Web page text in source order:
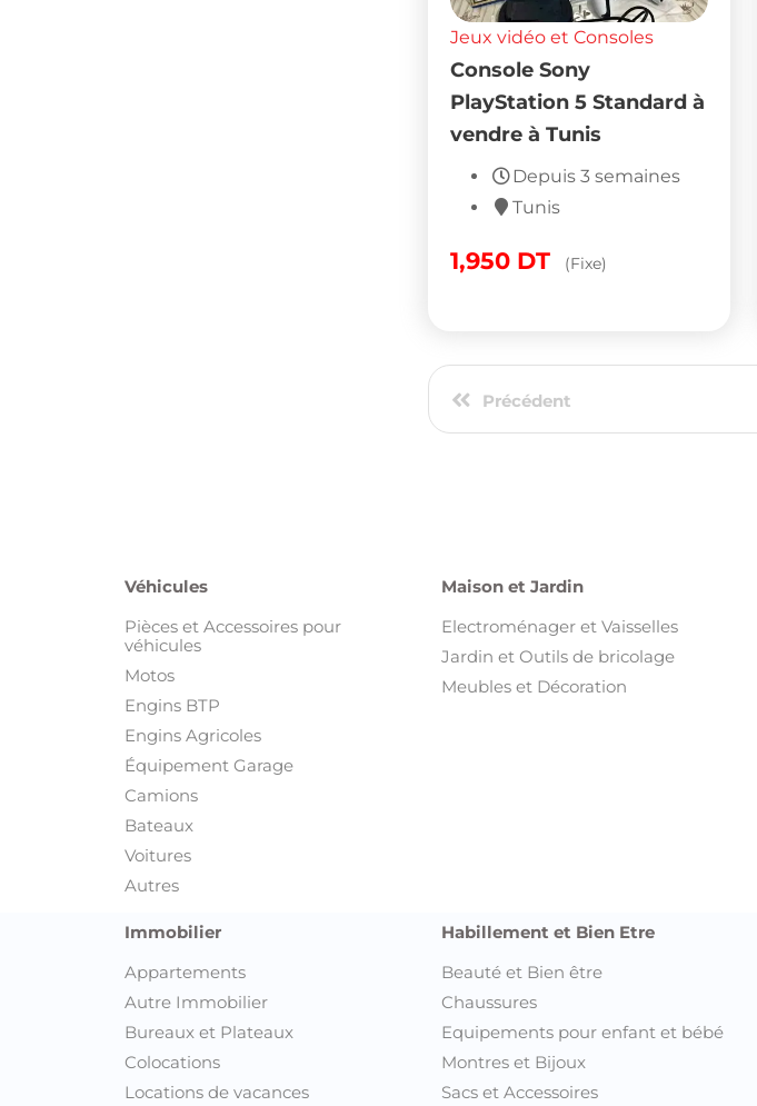
Jeux vidéo et Consoles
Console Sony
PlayStation 5 Standard à
vendre à Tunis
Depuis 3 semaines
Tunis
1,950 DT (Fixe)
Précédent
Véhicules
Pièces et Accessoires pour
véhicules
Motos
Engins BTP
Engins Agricoles
Équipement Garage
Camions
Bateaux
Voitures
Autres
Maison et Jardin
Electroménager et Vaisselles
Jardin et Outils de bricolage
Meubles et Décoration
Immobilier
Appartements
Autre Immobilier
Bureaux et Plateaux
Colocations
Locations de vacances
Habillement et Bien Etre
Beauté et Bien être
Chaussures
Equipements pour enfant et bébé
Montres et Bijoux
Sacs et Accessoires